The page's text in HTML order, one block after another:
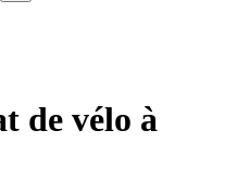
de vélo à